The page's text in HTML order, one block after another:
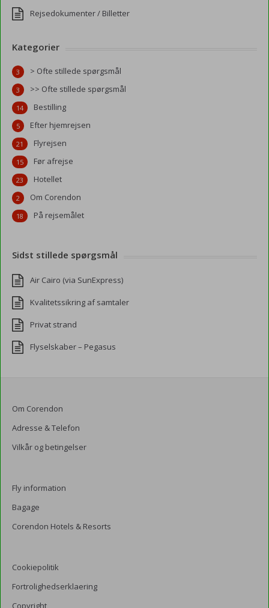
Rejsedokumenter / Billetter
Kategorier
> Ofte stillede spørgsmål
3
>> Ofte stillede spørgsmål
3
Bestilling
14
Efter hjemrejsen
5
Flyrejsen
21
Før afrejse
15
Hotellet
23
Om Corendon
2
På rejsemålet
18
Sidst stillede spørgsmål
Air Cairo (via SunExpress)
Kvalitetssikring af samtaler
Privat strand
Flyselskaber – Pegasus
Om Corendon
Adresse & Telefon
Vilkår og betingelser
Fly information
Bagage
Corendon Hotels & Resorts
Cookiepolitik
Fortrolighedserklaering
Copyright